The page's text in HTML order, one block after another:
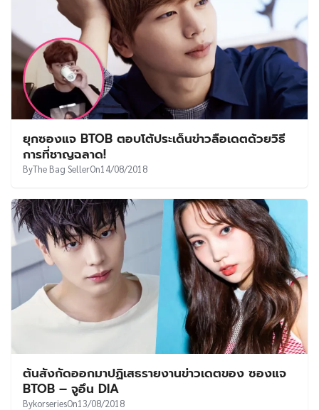
ยุกซองแจ BTOB ตอบโต้ประเด็นข่าวลือเดตด้วยวิธี
การที่ชาญฉลาด!
ByThe Bag SellerOn14/08/2018
ต้นสังกัดออกมาปฏิเสธรายงานข่าวเดตของ ซองแจ
BTOB – จูอึน DIA
BykorseriesOn13/08/2018